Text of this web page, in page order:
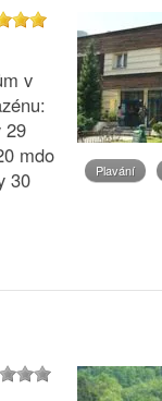
Plavání
v
29
mdo
30